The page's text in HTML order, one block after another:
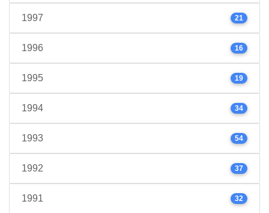
1997 21
1996 16
1995 19
1994 34
1993 54
1992 37
1991 32